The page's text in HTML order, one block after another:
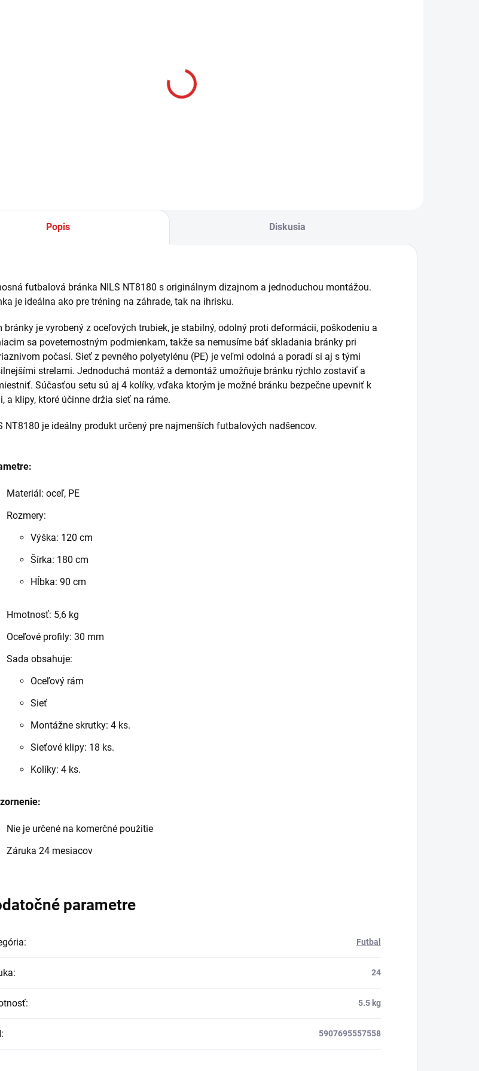
Popis Diskusia
futbalová bránka NILS NT8180 s originálnym dizajnom a jednoduchou montážou.
je ideálna ako pre tréning na záhrade, tak na ihrisku.
bránky je vyrobený z oceľových trubiek, je stabilný, odolný proti deformácii, poškodeniu a
sa poveternostným podmienkam, takže sa nemusíme báť skladania bránky pri
počasí. Sieť z pevného polyetylénu (PE) je veľmi odolná a poradí si aj s tými
strelami. Jednoduchá montáž a demontáž umožňuje bránku rýchlo zostaviť a
Súčasťou setu sú aj 4 kolíky, vďaka ktorým je možné bránku bezpečne upevniť k
a klipy, ktoré účinne držia sieť na ráme.
NT8180 je ideálny produkt určený pre najmenších futbalových nadšencov.
Materiál: oceľ, PE
Rozmery:
Výška: 120 cm
Šírka: 180 cm
Hĺbka: 90 cm
Hmotnosť: 5,6 kg
Oceľové profily: 30 mm
Sada obsahuje:
Oceľový rám
Sieť
Montážne skrutky: 4 ks.
Sieťové klipy: 18 ks.
Kolíky: 4 ks.
Nie je určené na komerčné použitie
Záruka 24 mesiacov
parametre
: Futbal
: 24
: 5.5 kg
: 5907695557558